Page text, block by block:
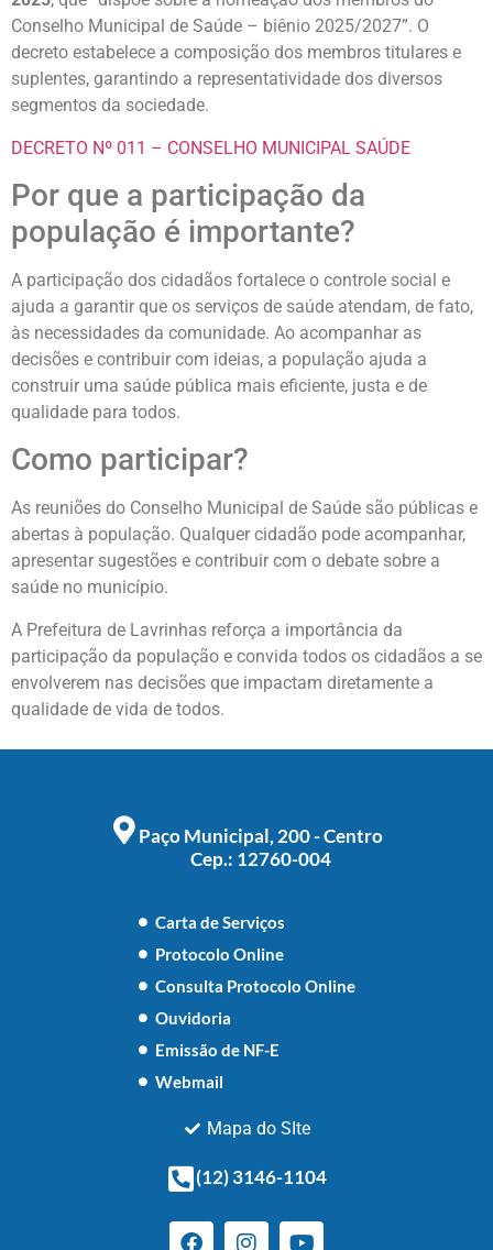
Conselho Municipal de Saúde – biênio 2025/2027”. O
decreto estabelece a composição dos membros titulares e
suplentes, garantindo a representatividade dos diversos
segmentos da sociedade.
DECRETO Nº 011 – CONSELHO MUNICIPAL SAÚDE
Por que a participação da
população é importante?
A participação dos cidadãos fortalece o controle social e
ajuda a garantir que os serviços de saúde atendam, de fato,
às necessidades da comunidade. Ao acompanhar as
decisões e contribuir com ideias, a população ajuda a
construir uma saúde pública mais eficiente, justa e de
qualidade para todos.
Como participar?
As reuniões do Conselho Municipal de Saúde são públicas e
abertas à população. Qualquer cidadão pode acompanhar,
apresentar sugestões e contribuir com o debate sobre a
saúde no município.
A Prefeitura de Lavrinhas reforça a importância da
participação da população e convida todos os cidadãos a se
envolverem nas decisões que impactam diretamente a
qualidade de vida de todos.
Paço Municipal, 200 - Centro
Cep.: 12760-004
Carta de Serviços
Protocolo Online
Consulta Protocolo Online
Ouvidoria
Emissão de NF-E
Webmail
Mapa do SIte
(12) 3146-1104